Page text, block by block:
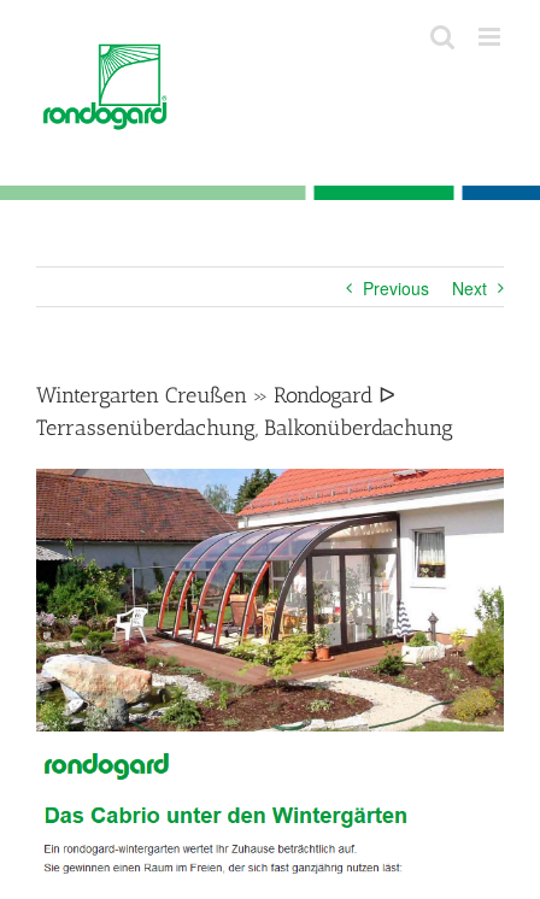
Previous Next
Wintergarten Creußen » Rondogard ᐅ
Terrassenüberdachung, Balkonüberdachung